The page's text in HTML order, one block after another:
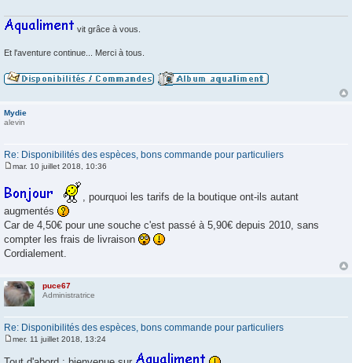
vit grâce à vous.
Et l'aventure continue... Merci à tous.
Mydie
alevin
Re: Disponibilités des espèces, bons commande pour particuliers
s
a
e
mar. 10 juillet 2018, 10:36
, pourquoi les tarifs de la boutique ont-ils autant
augmentés
Car de 4,50€ pour une souche c'est passé à 5,90€ depuis 2010, sans
compter les frais de livraison
Cordialement.
puce67
Administratrice
Re: Disponibilités des espèces, bons commande pour particuliers
mer. 11 juillet 2018, 13:24